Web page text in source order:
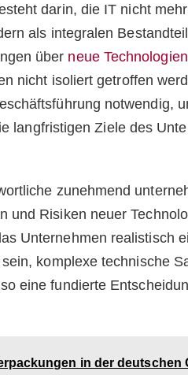
darin, die IT nicht
als integralen
über neue Technologien
nicht isoliert getroffen
notwendig,
langfristigen Ziele des
zunehmend
und Risiken neuer
Unternehmen realistisch
komplexe technische
eine fundierte
in der deutschen